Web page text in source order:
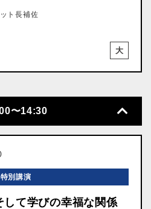
ト長補佐
大
〜14:30
特別講演
て学びの幸福な関係